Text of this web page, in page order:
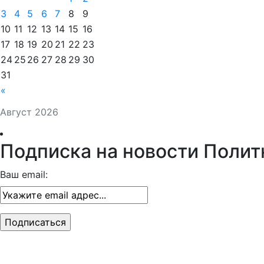
Август 2026
«
3
4 5 6 7 8
9
10 11 12 13 14 15 16
17 18 19 20 21 22 23
24 25 26 27 28 29 30
31
Подписка на новости
Ваш email: